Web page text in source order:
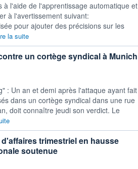
l'aide de l'apprentissage automatique et
à l'avertissement suivant:
pour ajouter des précisions sur les
la suite
un cortège syndical à Munich
: Un an et demi après l'attaque ayant fait
dans un cortège syndical dans une rue
doit connaître jeudi son verdict. Le
trimestriel en hausse
soutenue